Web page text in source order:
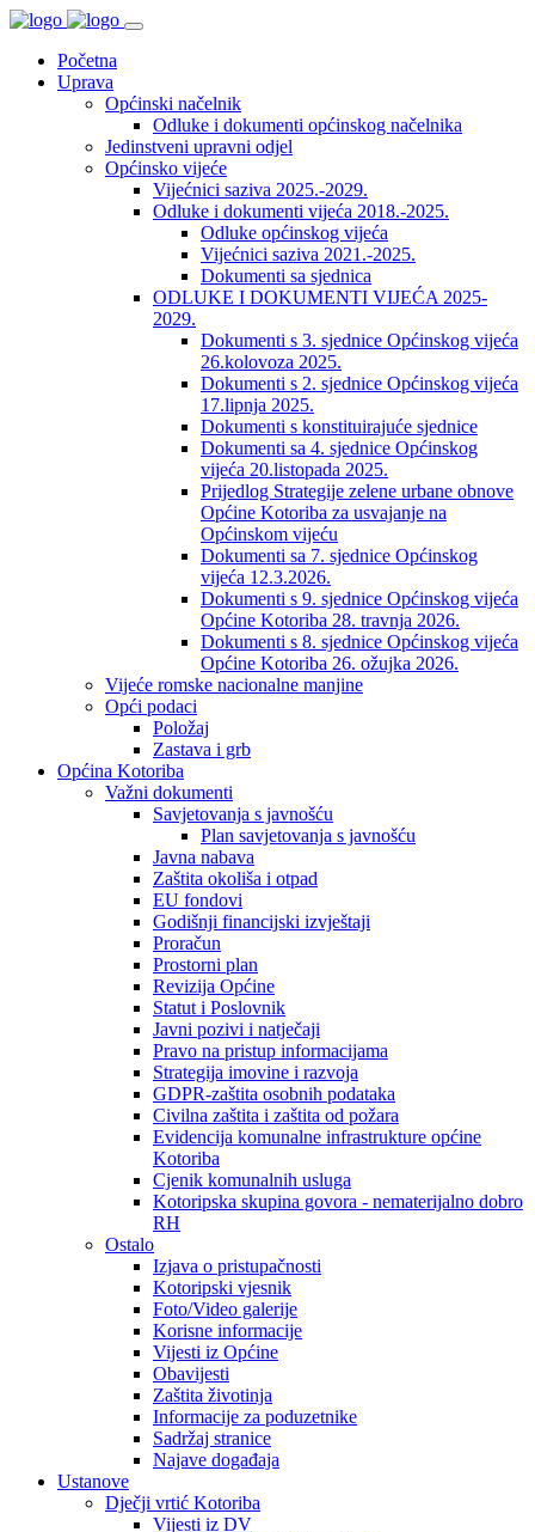
Početna
Uprava
Općinski načelnik
Odluke i dokumenti općinskog načelnika
Jedinstveni upravni odjel
Općinsko vijeće
Vijećnici saziva 2025.-2029.
Odluke i dokumenti vijeća 2018.-2025.
Odluke općinskog vijeća
Vijećnici saziva 2021.-2025.
Dokumenti sa sjednica
ODLUKE I DOKUMENTI VIJEĆA 2025-
2029.
Dokumenti s 3. sjednice Općinskog vijeća
26.kolovoza 2025.
Dokumenti s 2. sjednice Općinskog vijeća
17.lipnja 2025.
Dokumenti s konstituirajuće sjednice
Dokumenti sa 4. sjednice Općinskog
vijeća 20.listopada 2025.
Prijedlog Strategije zelene urbane obnove
Općine Kotoriba za usvajanje na
Općinskom vijeću
Dokumenti sa 7. sjednice Općinskog
vijeća 12.3.2026.
Dokumenti s 9. sjednice Općinskog vijeća
Općine Kotoriba 28. travnja 2026.
Dokumenti s 8. sjednice Općinskog vijeća
Općine Kotoriba 26. ožujka 2026.
Vijeće romske nacionalne manjine
Opći podaci
Položaj
Zastava i grb
Općina Kotoriba
Važni dokumenti
Savjetovanja s javnošću
Plan savjetovanja s javnošću
Javna nabava
Zaštita okoliša i otpad
EU fondovi
Godišnji financijski izvještaji
Proračun
Prostorni plan
Revizija Općine
Statut i Poslovnik
Javni pozivi i natječaji
Pravo na pristup informacijama
Strategija imovine i razvoja
GDPR-zaštita osobnih podataka
Civilna zaštita i zaštita od požara
Evidencija komunalne infrastrukture općine
Kotoriba
Cjenik komunalnih usluga
Kotoripska skupina govora - nematerijalno dobro
RH
Ostalo
Izjava o pristupačnosti
Kotoripski vjesnik
Foto/Video galerije
Korisne informacije
Vijesti iz Općine
Obavijesti
Zaštita životinja
Informacije za poduzetnike
Sadržaj stranice
Najave događaja
Ustanove
Dječji vrtić Kotoriba
Vijesti iz DV